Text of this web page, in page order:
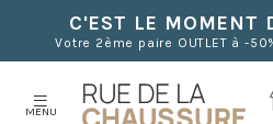
C'EST LE MOMENT
Votre 2ème paire OUTLET à -
MENU